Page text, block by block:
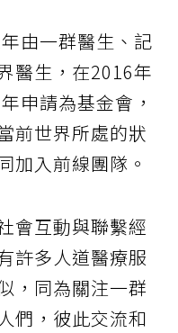
由一群醫生、記
醫生，在2016年
申請為基金會，
前世界所處的狀
加入前線團隊。
會互動與聯繫經
許多人道醫療服
，同為關注一群
們，彼此交流和